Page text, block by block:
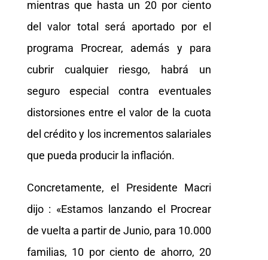
mientras que hasta un 20 por ciento
del valor total será aportado por el
programa Procrear, además y para
cubrir cualquier riesgo, habrá un
seguro especial contra eventuales
distorsiones entre el valor de la cuota
del crédito y los incrementos salariales
que pueda producir la inflación.
Concretamente, el Presidente Macri
dijo : «Estamos lanzando el Procrear
de vuelta a partir de Junio, para 10.000
familias, 10 por ciento de ahorro, 20